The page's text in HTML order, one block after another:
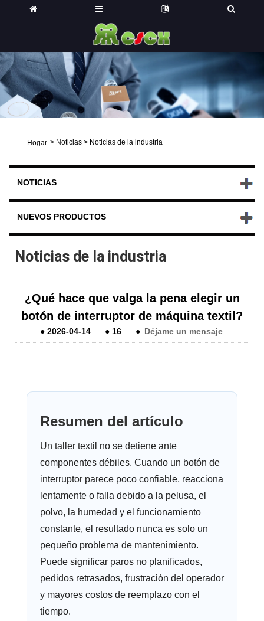
Hogar > Noticias > Noticias de la industria
NOTICIAS
NUEVOS PRODUCTOS
Noticias de la industria
¿Qué hace que valga la pena elegir un
botón de interruptor de máquina textil?
● 2026-04-14 ● 16 ● Déjame un mensaje
Resumen del artículo
Un taller textil no se detiene ante
componentes débiles. Cuando un botón de
interruptor parece poco confiable, reacciona
lentamente o falla debido a la pelusa, el
polvo, la humedad y el funcionamiento
constante, el resultado nunca es solo un
pequeño problema de mantenimiento.
Puede significar paros no planificados,
pedidos retrasados, frustración del operador
y mayores costos de reemplazo con el
tiempo.